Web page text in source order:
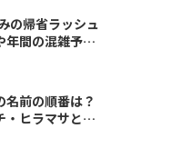
の帰省ラッシュ
年間の混雑予想
名前の順番は？
・ヒラマサとの